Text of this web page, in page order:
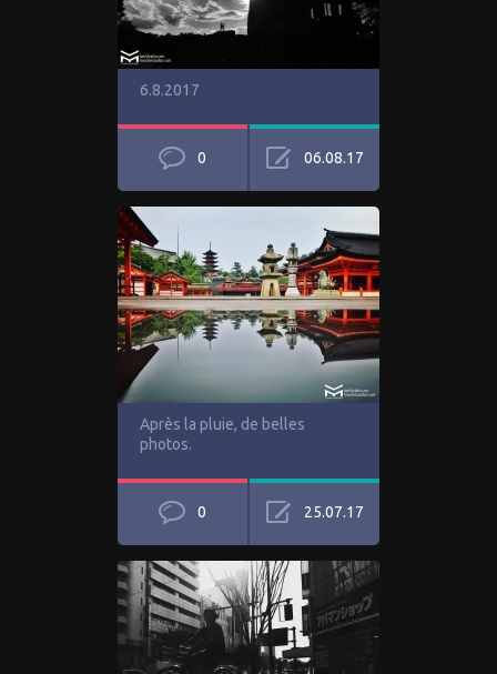
6.8.2017
0 06.08.17
Après la pluie, de belles
photos.
0 25.07.17